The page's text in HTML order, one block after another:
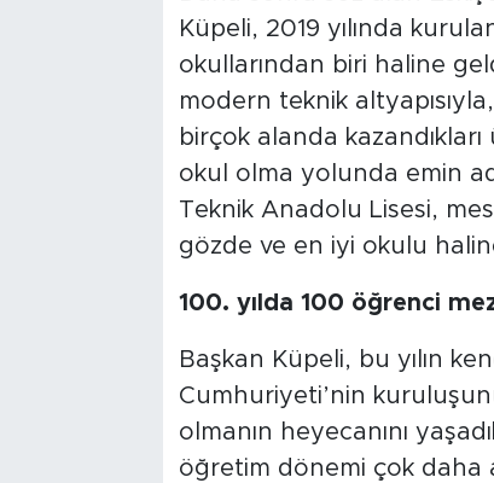
Küpeli, 2019 yılında
okullarından biri haline
modern teknik
birçok alanda
okul olma yolunda emin
Teknik Anadolu Lisesi,
gözde ve en iyi okulu
100. yılda 100 öğrenci
Başkan Küpeli, bu yılın
Cumhuriyeti’nin
olmanın heyecanını
öğretim dönemi çok daha